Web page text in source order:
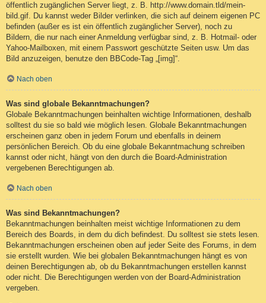
öffentlich zugänglichen Server liegt, z. B. http://www.domain.tld/mein-
bild.gif. Du kannst weder Bilder verlinken, die sich auf deinem eigenen PC
befinden (außer es ist ein öffentlich zugänglicher Server), noch zu
Bildern, die nur nach einer Anmeldung verfügbar sind, z. B. Hotmail- oder
Yahoo-Mailboxen, mit einem Passwort geschützte Seiten usw. Um das
Bild anzuzeigen, benutze den BBCode-Tag „[img]“.
Nach oben
Was sind globale Bekanntmachungen?
Globale Bekanntmachungen beinhalten wichtige Informationen, deshalb
solltest du sie so bald wie möglich lesen. Globale Bekanntmachungen
erscheinen ganz oben in jedem Forum und ebenfalls in deinem
persönlichen Bereich. Ob du eine globale Bekanntmachung schreiben
kannst oder nicht, hängt von den durch die Board-Administration
vergebenen Berechtigungen ab.
Nach oben
Was sind Bekanntmachungen?
Bekanntmachungen beinhalten meist wichtige Informationen zu dem
Bereich des Boards, in dem du dich befindest. Du solltest sie stets lesen.
Bekanntmachungen erscheinen oben auf jeder Seite des Forums, in dem
sie erstellt wurden. Wie bei globalen Bekanntmachungen hängt es von
deinen Berechtigungen ab, ob du Bekanntmachungen erstellen kannst
oder nicht. Die Berechtigungen werden von der Board-Administration
vergeben.